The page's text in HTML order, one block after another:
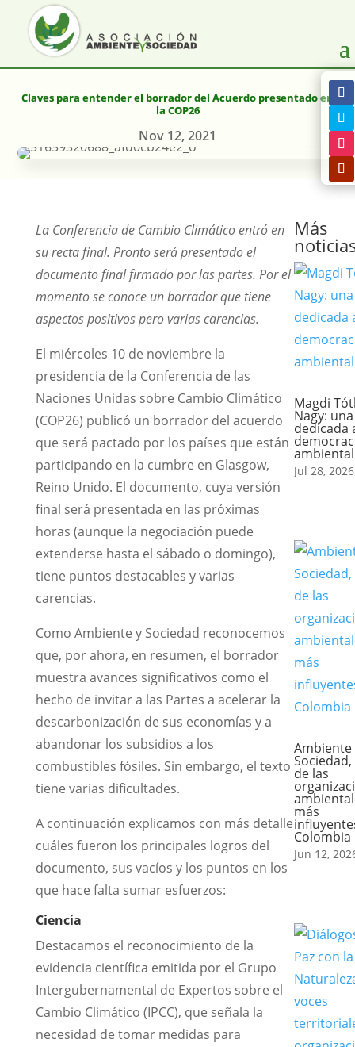
Claves para entender el borrador del Acuerdo presentado en
la COP26
Nov 12, 2021
La Conferencia de Cambio Climático entróen
su recta final. Pronto serápresentado el
documento final firmado por las partes. Por el
momento se conoce un borrador que tiene
aspectos positivos pero varias carencias.
El miércoles 10 de noviembre la
presidencia de la Conferencia de las
Naciones Unidas sobre Cambio Climático
(COP26) publicó un borrador del acuerdo
que será pactado por los países que están
participando en la cumbre en Glasgow,
Reino Unido. El documento, cuya versión
final será presentada en las próximas
horas (aunque la negociación puede
extenderse hasta el sábado o domingo),
tiene puntos destacables y varias
carencias.
Como Ambiente y Sociedad reconocemos
que, por ahora, en resumen, el borrador
muestra avances significativos como el
hecho de invitar a las Partes a acelerar la
descarbonización de sus economías y a
abandonar los subsidios a los
combustibles fósiles. Sin embargo, el texto
tiene varias dificultades.
A continuación explicamos con más detalle
cuáles fueron los principales logros del
documento, sus vacíos y los puntos en los
que hace falta sumar esfuerzos:
Ciencia
Destacamos el reconocimiento de la
evidencia científica emitida por el Grupo
Intergubernamental de Expertos sobre el
Cambio Climático (IPCC), que señala la
necesidad de tomar medidas para
Más
Magdi
Nagy:
dedicada
ambiental
Jul 28, 2026
Ambiente
de las
más
Colombia
Jun 12,